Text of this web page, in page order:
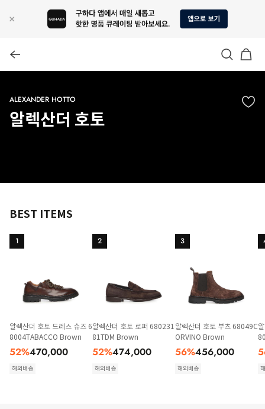
ALEXANDER HOTTO
알렉산더 호토
BEST ITEMS
1
알렉산더 호토 드레스 슈즈 6
8004TABACCO Brown
52%470,000
해외배송
2
알렉산더 호토 로퍼 680231
81TDM Brown
52%474,000
해외배송
3
알렉산더 호토 부츠 68049C
ORVINO Brown
56%456,000
해외배송